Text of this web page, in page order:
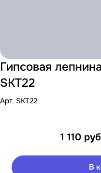
Гипсовая
SKT22
Арт. SKT22
1 110
В